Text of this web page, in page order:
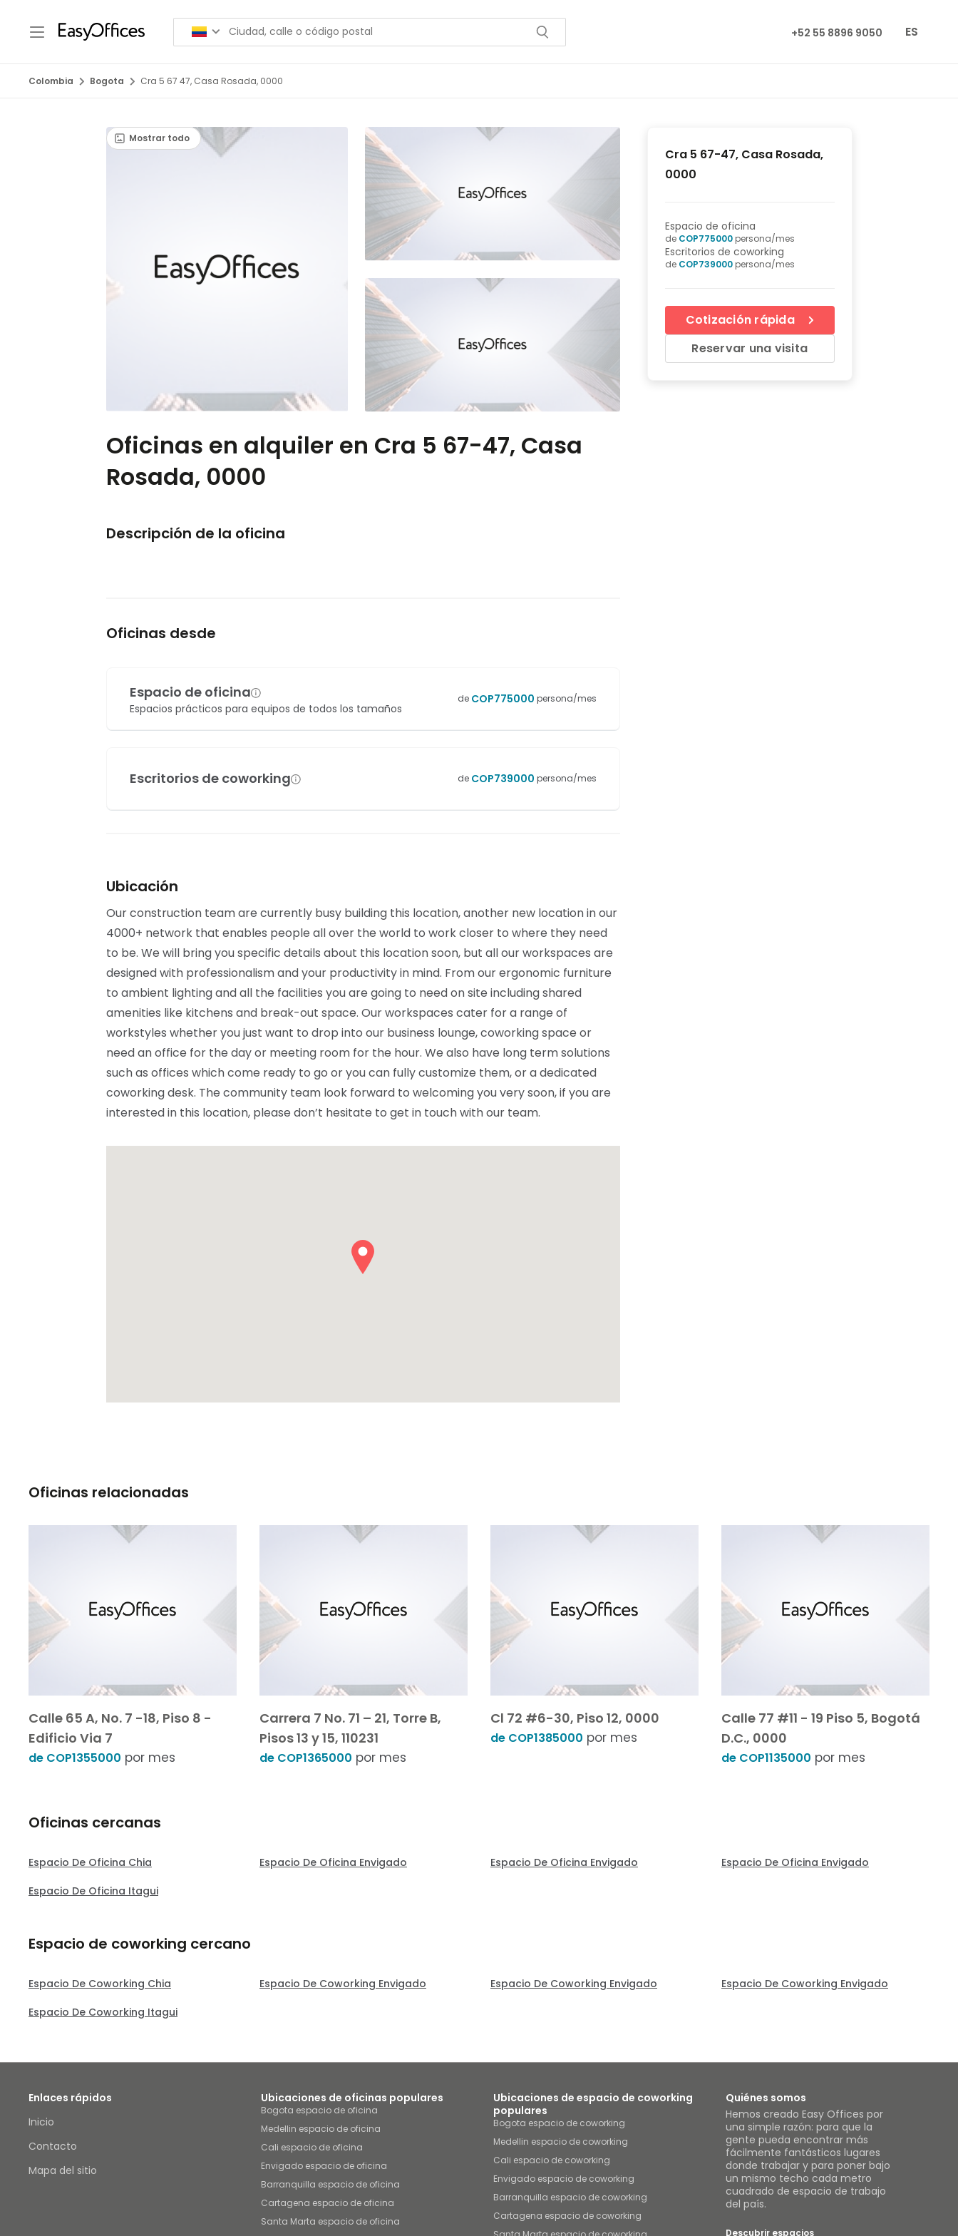
+52 55 8896 9050 ES
Colombia Bogota Cra 5 67 47, Casa Rosada, 0000
Mostrar todo
Oficinas en alquiler en Cra 5 67-47, Casa
Rosada, 0000
Descripción de la oficina
Oficinas desde
Espacio de oficina
Espacios prácticos para equipos de todos los tamaños
de COP775000 persona/mes
Escritorios de coworking de COP739000 persona/mes
Ubicación
Our construction team are currently busy building this location, another new location in our
4000+ network that enables people all over the world to work closer to where they need
to be. We will bring you specific details about this location soon, but all our workspaces are
designed with professionalism and your productivity in mind. From our ergonomic furniture
to ambient lighting and all the facilities you are going to need on site including shared
amenities like kitchens and break-out space. Our workspaces cater for a range of
workstyles whether you just want to drop into our business lounge, coworking space or
need an office for the day or meeting room for the hour. We also have long term solutions
such as offices which come ready to go or you can fully customize them, or a dedicated
coworking desk. The community team look forward to welcoming you very soon, if you are
interested in this location, please don’t hesitate to get in touch with our team.
Cra 5 67-47, Casa Rosada,
0000
Espacio de oficina
de COP775000 persona/mes
Escritorios de coworking
de COP739000 persona/mes
Cotización rápida
Reservar una visita
Oficinas relacionadas
Calle 65 A, No. 7 -18, Piso 8 -
Edificio Via 7
de COP1355000 por mes
Carrera 7 No. 71 – 21, Torre B,
Pisos 13 y 15, 110231
de COP1365000 por mes
Cl 72 #6-30, Piso 12, 0000
de COP1385000 por mes
Calle 77 #11 - 19 Piso 5, Bogotá
D.C., 0000
de COP1135000 por mes
Oficinas cercanas
Espacio De Oficina Chia Espacio De Oficina Envigado Espacio De Oficina Envigado
Espacio De Oficina Envigado
Espacio De Oficina Itagui
Espacio de coworking cercano
Espacio De Coworking Chia Espacio De Coworking Envigado Espacio De Coworking Envigado
Espacio De Coworking Envigado
Espacio De Coworking Itagui
Enlaces rápidos
Inicio
Contacto
Mapa del sitio
Ubicaciones de oficinas populares
Bogota espacio de oficina
Medellin espacio de oficina
Cali espacio de oficina
Envigado espacio de oficina
Barranquilla espacio de oficina
Cartagena espacio de oficina
Santa Marta espacio de oficina
Ubicaciones de espacio de coworking
populares
Bogota espacio de coworking
Medellin espacio de coworking
Cali espacio de coworking
Envigado espacio de coworking
Barranquilla espacio de coworking
Cartagena espacio de coworking
Quiénes somos
Hemos creado Easy Offices por
una simple razón: para que la
gente pueda encontrar más
fácilmente fantásticos lugares
donde trabajar y para poner bajo
un mismo techo cada metro
cuadrado de espacio de trabajo
del país.
Descubrir espacios